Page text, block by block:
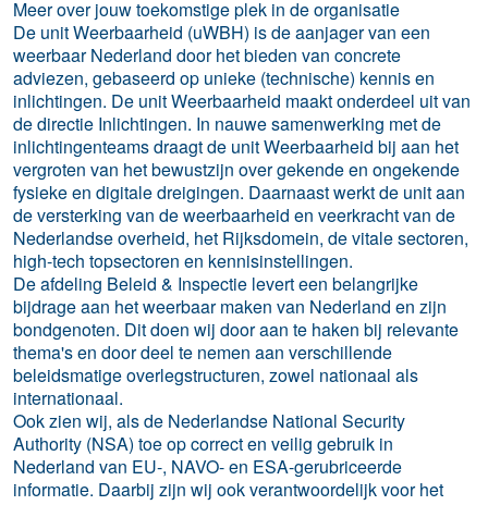
Meer over jouw toekomstige plek in de organisatie
De unit Weerbaarheid (uWBH) is de aanjager van een
weerbaar Nederland door het bieden van concrete
adviezen, gebaseerd op unieke (technische) kennis en
inlichtingen. De unit Weerbaarheid maakt onderdeel uit van
de directie Inlichtingen. In nauwe samenwerking met de
inlichtingenteams draagt de unit Weerbaarheid bij aan het
vergroten van het bewustzijn over gekende en ongekende
fysieke en digitale dreigingen. Daarnaast werkt de unit aan
de versterking van de weerbaarheid en veerkracht van de
Nederlandse overheid, het Rijksdomein, de vitale sectoren,
high-tech topsectoren en kennisinstellingen.
De afdeling Beleid & Inspectie levert een belangrijke
bijdrage aan het weerbaar maken van Nederland en zijn
bondgenoten. Dit doen wij door aan te haken bij relevante
thema's en door deel te nemen aan verschillende
beleidsmatige overlegstructuren, zowel nationaal als
internationaal.
Ook zien wij, als de Nederlandse National Security
Authority (NSA) toe op correct en veilig gebruik in
Nederland van EU-, NAVO- en ESA-gerubriceerde
informatie. Daarbij zijn wij ook verantwoordelijk voor het